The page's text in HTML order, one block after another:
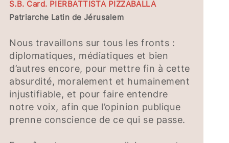
S.B. Card. PIERBATTISTA PIZZABALLA
Patriarche Latin de Jérusalem
Nous travaillons sur tous les fronts :
diplomatiques, médiatiques et bien
d’autres encore, pour mettre fin à cette
absurdité, moralement et humainement
injustifiable, et pour faire entendre
notre voix, afin que l’opinion publique
prenne conscience de ce qui se passe.